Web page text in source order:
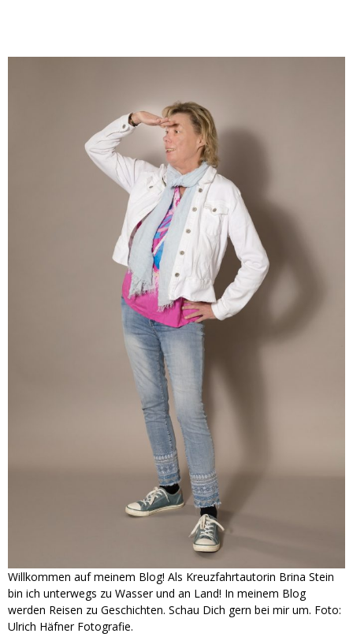
Willkommen auf meinem Blog! Als Kreuzfahrtautorin Brina Stein
bin ich unterwegs zu Wasser und an Land! In meinem Blog
werden Reisen zu Geschichten. Schau Dich gern bei mir um. Foto:
Ulrich Häfner Fotografie.